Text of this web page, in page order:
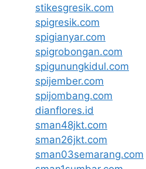
stikesgresik.com
spigresik.com
spigianyar.com
spigrobongan.com
spigunungkidul.com
spijember.com
spijombang.com
dianflores.id
sman48jkt.com
sman26jkt.com
sman03semarang.com